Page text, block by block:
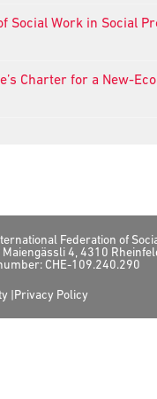
Social Work in Social
Charter for a New-
Federation of
4, 4310
CHE-109.240.290
Privacy Policy